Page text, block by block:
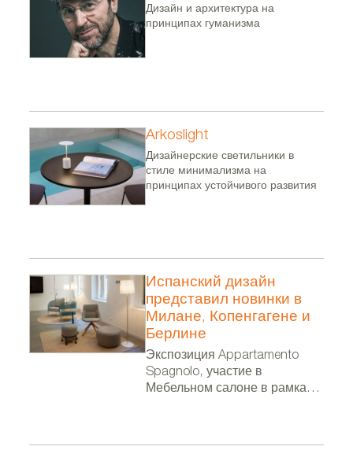
Дизайн и архитектура на
принципах гуманизма
Arkoslight
Дизайнерские светильники в
стиле минимализма на
принципах устойчивого развития
Испанский дизайн
представил новинки в
Милане, Копенгагене и
Берлине
Экспозиция Appartamento
Spagnolo, участие в
Мебельном салоне в рамках